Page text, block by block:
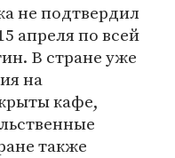
не подтвердил
апреля по всей
В стране уже
на
кафе,
также